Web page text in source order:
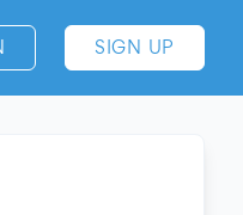
SIGN UP